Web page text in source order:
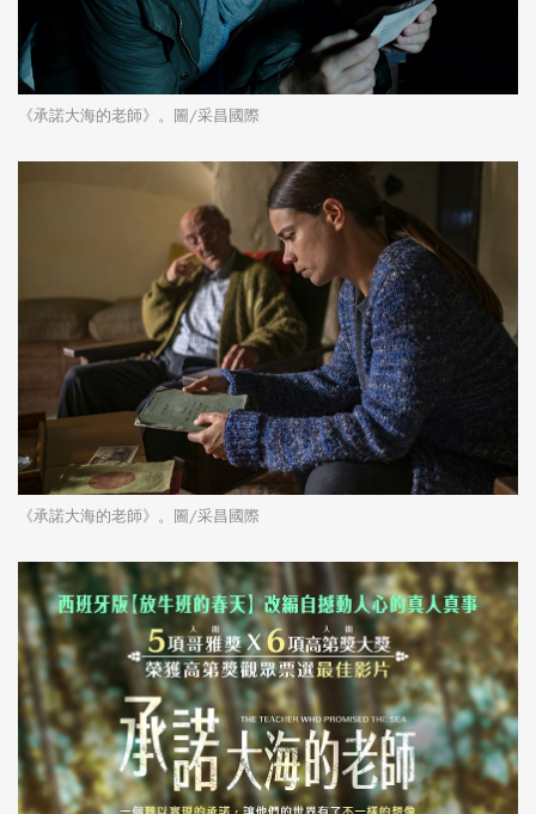
《承諾大海的老師》。圖/采昌國際
《承諾大海的老師》。圖/采昌國際